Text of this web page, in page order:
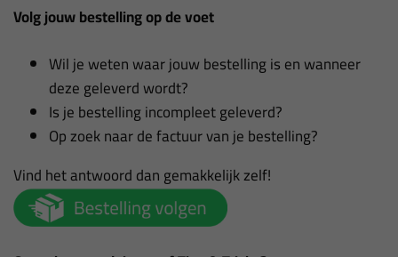
Volg jouw bestelling op de voet
Wil je weten waar jouw bestelling is en wanneer
deze geleverd wordt?
Is je bestelling incompleet geleverd?
Op zoek naar de factuur van je bestelling?
Vind het antwoord dan gemakkelijk zelf!